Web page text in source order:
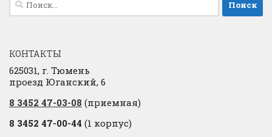
КОНТАКТЫ
625031, г. Тюмень
проезд Юганский, 6
8 3452 47-03-08 (приемная)
8 3452 47-00-44 (1 корпус)